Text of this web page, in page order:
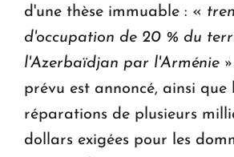
d'une thèse immuable : «
d'occupation de 20 % du
l'Azerbaïdjan par l'Arménie »
prévu est annoncé, ainsi que
réparations de plusieurs
dollars exigées pour les